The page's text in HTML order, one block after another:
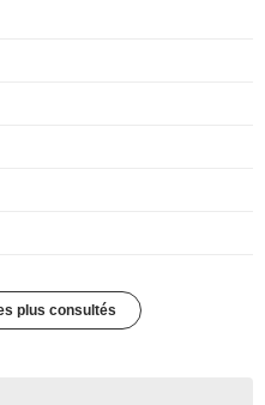
plus consultés